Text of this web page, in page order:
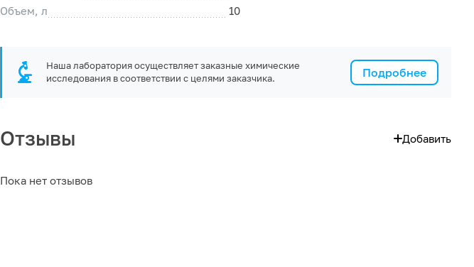
Объем, л
10
Подробнее
Наша лаборатория осуществляет заказные химические
исследования в соответствии с целями заказчика.
Отзывы Добавить
Пока нет отзывов